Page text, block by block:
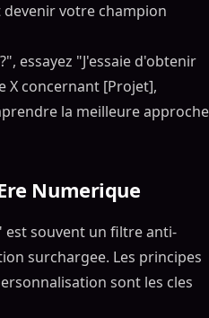
devenir votre champion
essayez "J'essaie d'obtenir
X concernant [Projet],
la meilleure approche
Numerique
souvent un filtre anti-
surchargee. Les principes
sont les cles